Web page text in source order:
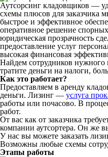
Аутсорсинг кладовщиков —
схемы плюсов для заказчика
быстрое и эффективное
оперативное решение
юридическая прозрачность
предоставление услуг
высокая финансовая
Найдем сотрудников нужного
тратите деньги на налоги,
Как это работает?
Предоставляем в аренду
деньги. Лизинг — услуга
работы или почасово. В
работ.
От вас как от заказчика
компании аутсортера. Он же
У нас вы можете заказать
Возможны любые схемы
Этапы работы